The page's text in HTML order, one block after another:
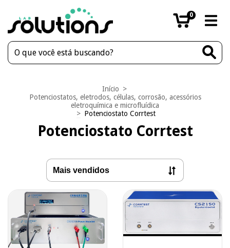
0
Início >
Potenciostatos, eletrodos, células, corrosão, acessórios
eletroquímica e microfluídica
> Potenciostato Corrtest
Potenciostato Corrtest